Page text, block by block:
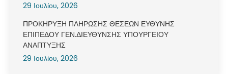
29 Ιουλίου, 2026
ΠΡΟΚΗΡΥΞΗ ΠΛΗΡΩΣΗΣ ΘΕΣΕΩΝ ΕΥΘΥΝΗΣ
ΕΠΙΠΕΔΟΥ ΓΕΝ.ΔΙΕΥΘΥΝΣΗΣ ΥΠΟΥΡΓΕΙΟΥ
ΑΝΑΠΤΥΞΗΣ
29 Ιουλίου, 2026